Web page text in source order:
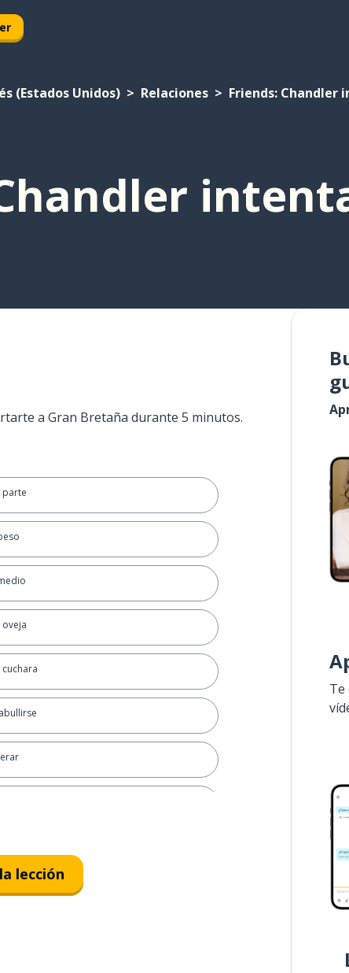
(Estados Unidos) Relaciones Friends:
a Gran Bretaña durante 5 minutos.
parte
oveja
cuchara
lección
Te